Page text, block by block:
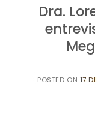
Dra.
POSTED ON 17